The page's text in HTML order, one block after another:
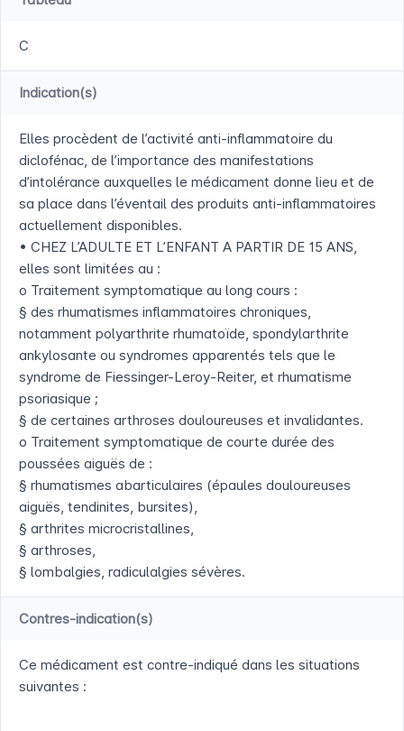
C
Indication(s)
Elles procèdent de l’activité anti-inflammatoire du
diclofénac, de l’importance des manifestations
d’intolérance auxquelles le médicament donne lieu et de
sa place dans l’éventail des produits anti-inflammatoires
actuellement disponibles.
• CHEZ L’ADULTE ET L’ENFANT A PARTIR DE 15 ANS,
elles sont limitées au :
o Traitement symptomatique au long cours :
§ des rhumatismes inflammatoires chroniques,
notamment polyarthrite rhumatoïde, spondylarthrite
ankylosante ou syndromes apparentés tels que le
syndrome de Fiessinger-Leroy-Reiter, et rhumatisme
psoriasique ;
§ de certaines arthroses douloureuses et invalidantes.
o Traitement symptomatique de courte durée des
poussées aiguës de :
§ rhumatismes abarticulaires (épaules douloureuses
aiguës, tendinites, bursites),
§ arthrites microcristallines,
§ arthroses,
§ lombalgies, radiculalgies sévères.
Contres-indication(s)
Ce médicament est contre-indiqué dans les situations
suivantes :